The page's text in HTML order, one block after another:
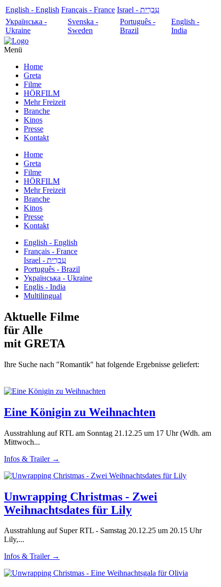
English - English Français - France
עִבְרִית - Israel
Українська -
Ukraine
Svenska -
Sweden
Português -
Brazil
English -
India
Menü
Home
Greta
Filme
HÖRFILM
Mehr Freizeit
Branche
Kinos
Presse
Kontakt
Home
Greta
Filme
HÖRFILM
Mehr Freizeit
Branche
Kinos
Presse
Kontakt
English - English
Français - France
עִבְרִית - Israel
Português - Brazil
Українська - Ukraine
Englis - India
Multilingual
Aktuelle Filme
für Alle
mit GRETA
Ihre Suche nach "Romantik" hat folgende Ergebnisse geliefert:
Eine Königin zu Weihnachten
Ausstrahlung auf RTL am Sonntag 21.12.25 um 17 Uhr (Wdh. am
Mittwoch...
Infos & Trailer →
Unwrapping Christmas - Zwei
Weihnachtsdates für Lily
Ausstrahlung auf Super RTL - Samstag 20.12.25 um 20.15 Uhr
Lily,...
Infos & Trailer →